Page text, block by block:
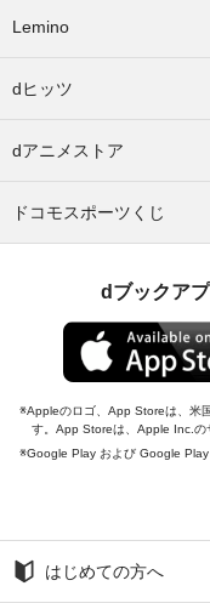
Lemino
dヒッツ
dアニメストア
ドコモスポーツくじ
dブックア
Appleのロゴ、App Storeは、米
す。App Storeは、Apple Inc.の
Google Play および Google Play
はじめての方へ